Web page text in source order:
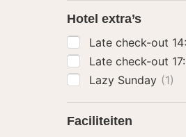
Hotel extra’s
Late check-out
Late check-out
Lazy Sunday (1)
Faciliteiten